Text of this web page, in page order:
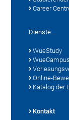
Career
Dienste
WueStudy
WueCampus
Online-
Katalog der
Kontakt